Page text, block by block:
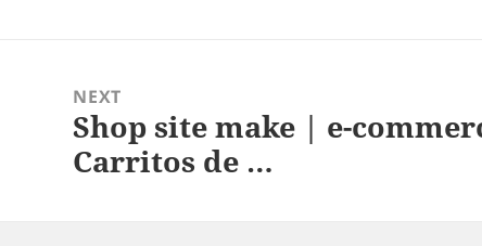
NEXT
Next
post:
Shop site make | e-
Carritos de …